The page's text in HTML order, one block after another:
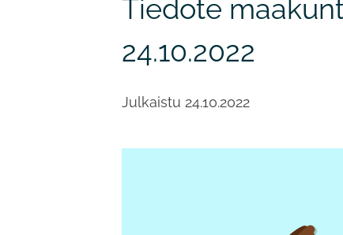
Tiedote
24.10.2022
Julkaistu 24.10.2022